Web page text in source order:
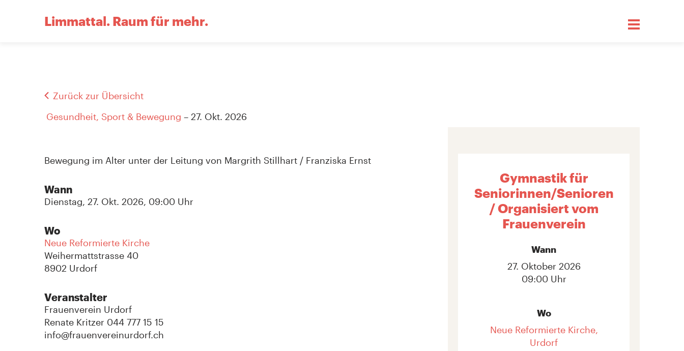
Limmattal. Raum für mehr.
Zurück zur Übersicht
Gesundheit, Sport & Bewegung – 27. Okt. 2026
Bewegung im Alter unter der Leitung von Margrith Stillhart / Franziska Ernst
Wann
Dienstag, 27. Okt. 2026, 09:00 Uhr
Wo
Neue Reformierte Kirche
Weihermattstrasse 40
8902 Urdorf
Veranstalter
Frauenverein Urdorf
Renate Kritzer 044 777 15 15
info@frauenvereinurdorf.ch
Gymnastik für
Seniorinnen/Senioren
/ Organisiert vom
Frauenverein
Wann
27. Oktober 2026
09:00 Uhr
Wo
Neue Reformierte Kirche,
Urdorf